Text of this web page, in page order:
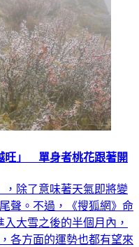
旺」 單身者桃花跟著開
，除了意味著天氣即將變
聲。不過，《搜狐網》命
大雪之後的半個月內，
各方面的運勢也都有望來